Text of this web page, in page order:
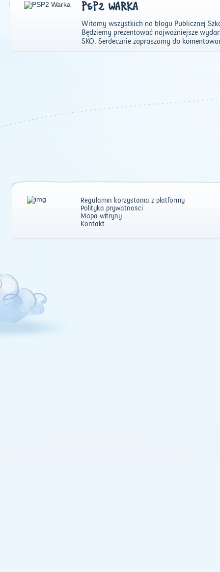
PSP2 WARKA
Witamy wszystkich na blogu Publicznej
Będziemy prezentować najważniejsze
SKO. Serdecznie zapraszamy do
Regulamin korzystania z platformy
Polityka prywatności
Mapa witryny
Kontakt